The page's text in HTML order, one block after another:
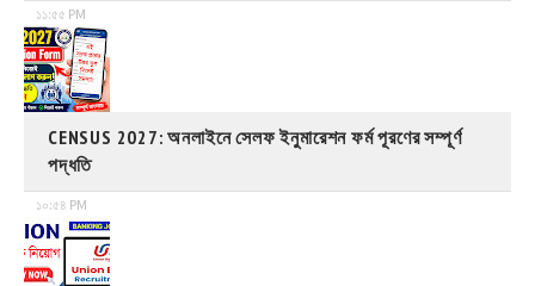
১১:৫৫ PM
CENSUS 2027: অনলাইনে সেলফ ইনুমারেশন ফর্ম পূরণের সম্পূর্ণ
পদ্ধতি
১০:৫৪ PM